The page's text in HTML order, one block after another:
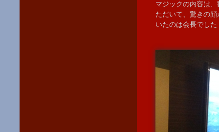
マジックの内容は
ただいて、驚きの
いたのは会長でした